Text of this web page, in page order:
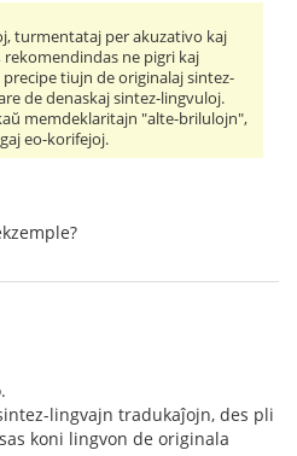
turmentataj per akuzativo kaj
ne pigri kaj
tiujn de originalaj sintez-
de denaskaj sintez-lingvuloj.
memdeklaritajn "alte-brilulojn",
eo-korifejoj.
lingvajn tradukaĵojn, des pli
koni lingvon de originala